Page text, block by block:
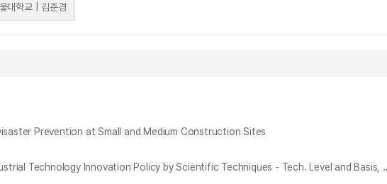
대학교 | 김준경
Disaster Prevention at Small and Medium Construction Sites
김정은 시대의 산업기술 혁신정책과 현실 - 기술 수준과 토대, 현장 기술역